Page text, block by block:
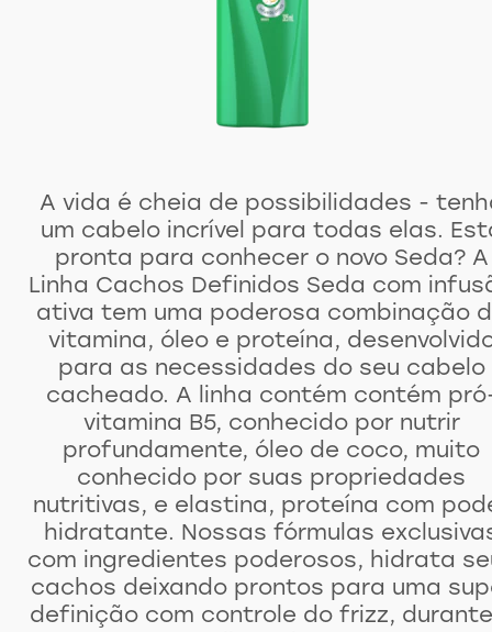
A vida é cheia de possibilidades -
um cabelo incrível para todas elas.
pronta para conhecer o novo Seda? A
Linha Cachos Definidos Seda com
ativa tem uma poderosa combinação
vitamina, óleo e proteína,
para as necessidades do seu cabelo
cacheado. A linha contém contém
vitamina B5, conhecido por nutrir
profundamente, óleo de coco, muito
conhecido por suas propriedades
nutritivas, e elastina, proteína com
hidratante. Nossas fórmulas
com ingredientes poderosos, hidrata
cachos deixando prontos para uma
definição com controle do frizz,